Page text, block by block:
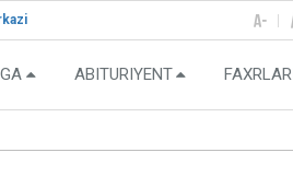
ABITURIYENT